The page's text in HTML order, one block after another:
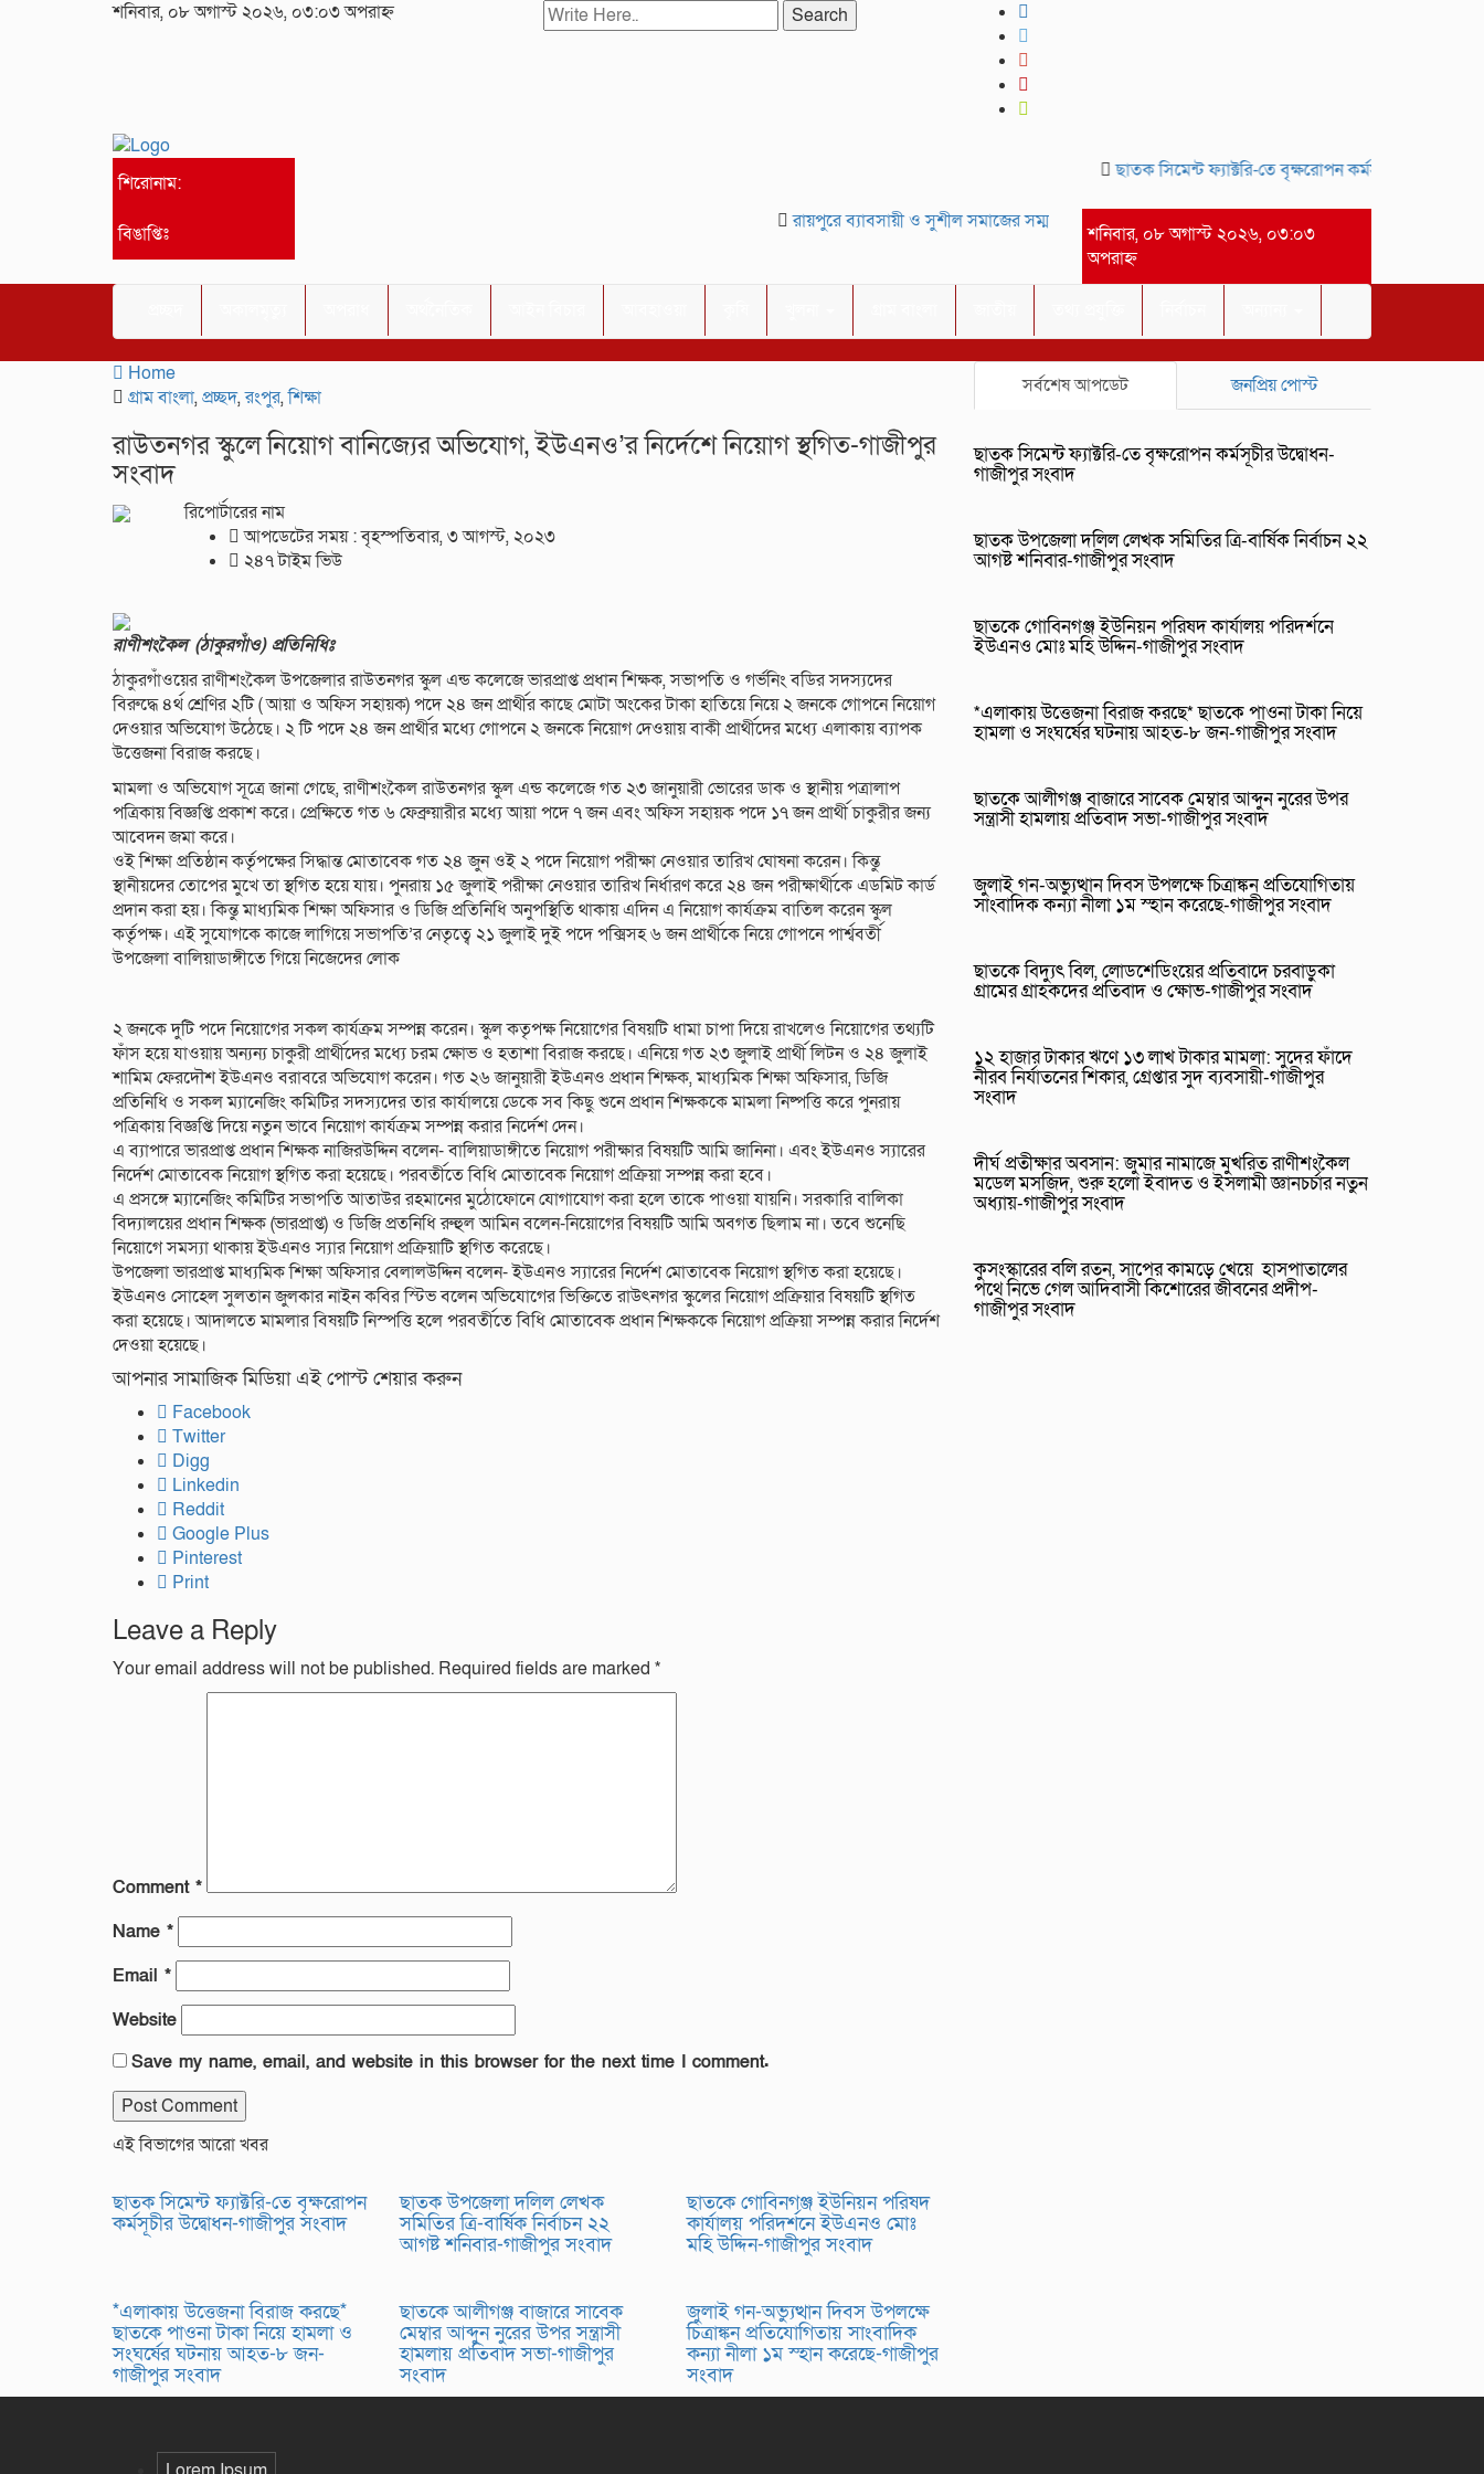
শনিবার, ০৮ অগাস্ট ২০২৬, ০৩:০৩ অপরাহ্ন Search
শিরোনাম:
ছাতক সিমেন্ট ফ্যাক্টরি-তে বৃক্ষরোপন কর্মসূচীর উদ্বোধন-
বিঙাপ্তিঃ
রায়পুরে ব্যাবসায়ী ও সুশীল সমাজের সম্মানে সাইদ জুটনের ইফতার মাহফিল অনুষ্ঠিত।-গাজীপুর সংবাদ
শনিবার, ০৮ অগাস্ট ২০২৬, ০৩:০৩
অপরাহ্ন
Home
গ্রাম বাংলা,প্রচ্ছদ,রংপুর,শিক্ষা
রাউতনগর স্কুলে নিয়োগ বানিজ্যের অভিযোগ, ইউএনও’র নির্দেশে নিয়োগ স্থগিত-গাজীপুর
সংবাদ
রিপোর্টারের নাম
আপডেটের সময় : বৃহস্পতিবার, ৩ আগস্ট, ২০২৩
২৪৭ টাইম ভিউ
রাণীশংকৈল (ঠাকুরগাঁও) প্রতিনিধিঃ
ঠাকুরগাঁওয়ের রাণীশংকৈল উপজেলার রাউতনগর স্কুল এন্ড কলেজে ভারপ্রাপ্ত প্রধান শিক্ষক, সভাপতি ও গর্ভনিং বডির সদস্যদের
বিরুদ্ধে ৪র্থ শ্রেণির ২টি ( আয়া ও অফিস সহায়ক) পদে ২৪ জন প্রার্থীর কাছে মোটা অংকের টাকা হাতিয়ে নিয়ে ২ জনকে গোপনে নিয়োগ
দেওয়ার অভিযোগ উঠেছে। ২ টি পদে ২৪ জন প্রার্থীর মধ্যে গোপনে ২ জনকে নিয়োগ দেওয়ায় বাকী প্রার্থীদের মধ্যে এলাকায় ব্যাপক
উত্তেজনা বিরাজ করছে।
মামলা ও অভিযোগ সূত্রে জানা গেছে, রাণীশংকৈল রাউতনগর স্কুল এন্ড কলেজে গত ২৩ জানুয়ারী ভোরের ডাক ও স্থানীয় পত্রালাপ
পত্রিকায় বিজ্ঞপ্তি প্রকাশ করে। প্রেক্ষিতে গত ৬ ফেব্রুয়ারীর মধ্যে আয়া পদে ৭ জন এবং অফিস সহায়ক পদে ১৭ জন প্রার্থী চাকুরীর জন্য
আবেদন জমা করে।
ওই শিক্ষা প্রতিষ্ঠান কর্তৃপক্ষের সিদ্ধান্ত মোতাবেক গত ২৪ জুন ওই ২ পদে নিয়োগ পরীক্ষা নেওয়ার তারিখ ঘোষনা করেন। কিন্তু
স্থানীয়দের তোপের মুখে তা স্থগিত হয়ে যায়। পুনরায় ১৫ জুলাই পরীক্ষা নেওয়ার তারিখ নির্ধারণ করে ২৪ জন পরীক্ষার্থীকে এডমিট কার্ড
প্রদান করা হয়। কিন্তু মাধ্যমিক শিক্ষা অফিসার ও ডিজি প্রতিনিধি অনুপস্থিতি থাকায় এদিন এ নিয়োগ কার্যক্রম বাতিল করেন স্কুল
কর্তৃপক্ষ। এই সুযোগকে কাজে লাগিয়ে সভাপতি’র নেতৃত্বে ২১ জুলাই দুই পদে পক্সিসহ ৬ জন প্রার্থীকে নিয়ে গোপনে পার্শ্ববর্তী
উপজেলা বালিয়াডাঙ্গীতে গিয়ে নিজেদের লোক
২ জনকে দুটি পদে নিয়োগের সকল কার্যক্রম সম্পন্ন করেন। স্কুল কতৃপক্ষ নিয়োগের বিষয়টি ধামা চাপা দিয়ে রাখলেও নিয়োগের তথ্যটি
ফাঁস হয়ে যাওয়ায় অন্যন্য চাকুরী প্রার্থীদের মধ্যে চরম ক্ষোভ ও হতাশা বিরাজ করছে। এনিয়ে গত ২৩ জুলাই প্রার্থী লিটন ও ২৪ জুলাই
শামিম ফেরদৌশ ইউএনও বরাবরে অভিযোগ করেন। গত ২৬ জানুয়ারী ইউএনও প্রধান শিক্ষক, মাধ্যমিক শিক্ষা অফিসার, ডিজি
প্রতিনিধি ও সকল ম্যানেজিং কমিটির সদস্যদের তার কার্যালয়ে ডেকে সব কিছু শুনে প্রধান শিক্ষককে মামলা নিষ্পত্তি করে পুনরায়
পত্রিকায় বিজ্ঞপ্তি দিয়ে নতুন ভাবে নিয়োগ কার্যক্রম সম্পন্ন করার নির্দেশ দেন।
এ ব্যাপারে ভারপ্রাপ্ত প্রধান শিক্ষক নাজিরউদ্দিন বলেন- বালিয়াডাঙ্গীতে নিয়োগ পরীক্ষার বিষয়টি আমি জানিনা। এবং ইউএনও স্যারের
নির্দেশ মোতাবেক নিয়োগ স্থগিত করা হয়েছে। পরবর্তীতে বিধি মোতাবেক নিয়োগ প্রক্রিয়া সম্পন্ন করা হবে।
এ প্রসঙ্গে ম্যানেজিং কমিটির সভাপতি আতাউর রহমানের মুঠোফোনে যোগাযোগ করা হলে তাকে পাওয়া যায়নি। সরকারি বালিকা
বিদ্যালয়ের প্রধান শিক্ষক (ভারপ্রাপ্ত) ও ডিজি প্রতনিধি রুহুল আমিন বলেন-নিয়োগের বিষয়টি আমি অবগত ছিলাম না। তবে শুনেছি
নিয়োগে সমস্যা থাকায় ইউএনও স্যার নিয়োগ প্রক্রিয়াটি স্থগিত করেছে।
উপজেলা ভারপ্রাপ্ত মাধ্যমিক শিক্ষা অফিসার বেলালউদ্দিন বলেন- ইউএনও স্যারের নির্দেশ মোতাবেক নিয়োগ স্থগিত করা হয়েছে।
ইউএনও সোহেল সুলতান জুলকার নাইন কবির স্টিভ বলেন অভিযোগের ভিক্তিতে রাউৎনগর স্কুলের নিয়োগ প্রক্রিয়ার বিষয়টি স্থগিত
করা হয়েছে। আদালতে মামলার বিষয়টি নিস্পত্তি হলে পরবর্তীতে বিধি মোতাবেক প্রধান শিক্ষককে নিয়োগ প্রক্রিয়া সম্পন্ন করার নির্দেশ
দেওয়া হয়েছে।
আপনার সামাজিক মিডিয়া এই পোস্ট শেয়ার করুন
Facebook
Twitter
Digg
Linkedin
Reddit
Google Plus
Pinterest
Print
Leave a Reply
Your email address will not be published. Required fields are marked *
Comment *
Name *
Email *
Website
Save my name, email, and website in this browser for the next time I comment.
এই বিভাগের আরো খবর
ছাতক সিমেন্ট ফ্যাক্টরি-তে বৃক্ষরোপন
কর্মসূচীর উদ্বোধন-গাজীপুর সংবাদ
ছাতক উপজেলা দলিল লেখক
সমিতির ত্রি-বার্ষিক নির্বাচন ২২
আগষ্ট শনিবার-গাজীপুর সংবাদ
ছাতকে গোবিনগঞ্জ ইউনিয়ন পরিষদ
কার্যালয় পরিদর্শনে ইউএনও মোঃ
মহি উদ্দিন-গাজীপুর সংবাদ
*এলাকায় উত্তেজনা বিরাজ করছে*
ছাতকে পাওনা টাকা নিয়ে হামলা ও
সংঘর্ষের ঘটনায় আহত-৮ জন-
গাজীপুর সংবাদ
ছাতকে আলীগঞ্জ বাজারে সাবেক
মেম্বার আব্দুন নুরের উপর সন্ত্রাসী
হামলায় প্রতিবাদ সভা-গাজীপুর
সংবাদ
জুলাই গন-অভ্যুত্থান দিবস উপলক্ষে
চিত্রাঙ্কন প্রতিযোগিতায় সাংবাদিক
কন্যা নীলা ১ম স্হান করেছে-গাজীপুর
সংবাদ
সর্বশেষ আপডেট জনপ্রিয় পোস্ট
ছাতক সিমেন্ট ফ্যাক্টরি-তে বৃক্ষরোপন কর্মসূচীর উদ্বোধন-
গাজীপুর সংবাদ
ছাতক উপজেলা দলিল লেখক সমিতির ত্রি-বার্ষিক নির্বাচন ২২
আগষ্ট শনিবার-গাজীপুর সংবাদ
ছাতকে গোবিনগঞ্জ ইউনিয়ন পরিষদ কার্যালয় পরিদর্শনে
ইউএনও মোঃ মহি উদ্দিন-গাজীপুর সংবাদ
*এলাকায় উত্তেজনা বিরাজ করছে* ছাতকে পাওনা টাকা নিয়ে
হামলা ও সংঘর্ষের ঘটনায় আহত-৮ জন-গাজীপুর সংবাদ
ছাতকে আলীগঞ্জ বাজারে সাবেক মেম্বার আব্দুন নুরের উপর
সন্ত্রাসী হামলায় প্রতিবাদ সভা-গাজীপুর সংবাদ
জুলাই গন-অভ্যুত্থান দিবস উপলক্ষে চিত্রাঙ্কন প্রতিযোগিতায়
সাংবাদিক কন্যা নীলা ১ম স্হান করেছে-গাজীপুর সংবাদ
ছাতকে বিদ্যুৎ বিল, লোডশেডিংয়ের প্রতিবাদে চরবাড়ুকা
গ্রামের গ্রাহকদের প্রতিবাদ ও ক্ষোভ-গাজীপুর সংবাদ
১২ হাজার টাকার ঋণে ১৩ লাখ টাকার মামলা: সুদের ফাঁদে
নীরব নির্যাতনের শিকার, গ্রেপ্তার সুদ ব্যবসায়ী-গাজীপুর
সংবাদ
দীর্ঘ প্রতীক্ষার অবসান: জুমার নামাজে মুখরিত রাণীশংকৈল
মডেল মসজিদ, শুরু হলো ইবাদত ও ইসলামী জ্ঞানচর্চার নতুন
অধ্যায়-গাজীপুর সংবাদ
কুসংস্কারের বলি রতন, সাপের কামড়ে খেয়ে হাসপাতালের
পথে নিভে গেল আদিবাসী কিশোরের জীবনের প্রদীপ-
গাজীপুর সংবাদ